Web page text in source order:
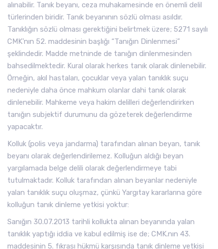
alınabilir. Tanık beyanı, ceza muhakamesinde en önemli delil
türlerinden biridir. Tanık beyanının sözlü olması asıldır.
Tanıklığın sözlü olması gerektiğini belirtmek üzere; 5271 sayılı
CMK’nın 52. maddesinin başlığı “Tanığın Dinlenmesi”
şeklindedir. Madde metninde de tanığın dinlenmesinden
bahsedilmektedir. Kural olarak herkes tanık olarak dinlenebilir.
Örneğin, akıl hastaları, çocuklar veya yalan tanıklık suçu
nedeniyle daha önce mahkum olanlar dahi tanık olarak
dinlenebilir. Mahkeme veya hakim delilleri değerlendirirken
tanığın subjektif durumunu da gözeterek değerlendirme
yapacaktır.
Kolluk (polis veya jandarma) tarafından alınan beyan, tanık
beyanı olarak değerlendirilemez. Kolluğun aldığı beyan
yargılamada belge delili olarak değerlendirmeye tabi
tutulmaktadır. Kolluk tarafından alınan beyanlar nedeniyle
yalan tanıklık suçu oluşmaz, çünkü Yargıtay kararlarına göre
kolluğun tanık dinleme yetkisi yoktur:
Sanığın 30.07.2013 tarihli kollukta alınan beyanında yalan
tanıklık yaptığı iddia ve kabul edilmiş ise de; CMK.nın 43.
maddesinin 5. fıkrası hükmü karşısında tanık dinleme yetkisi